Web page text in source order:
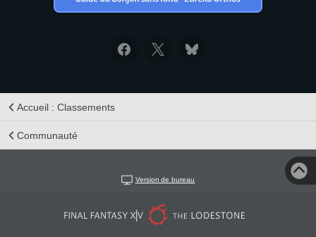
Accueil : Classements
Communauté
Version de bureau